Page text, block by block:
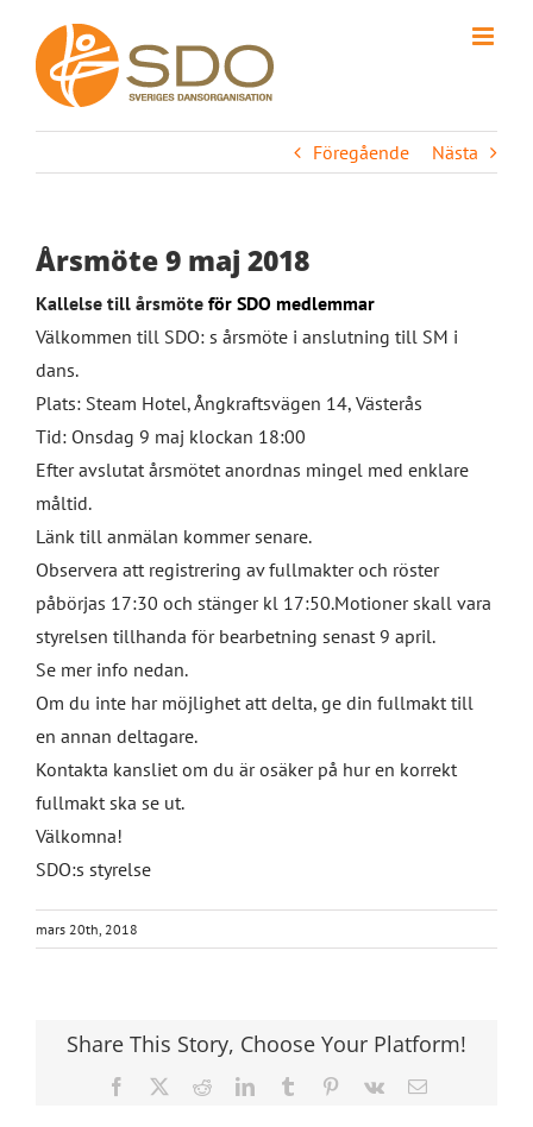
innehållet
Föregående Nästa
Årsmöte 9 maj 2018
Kallelse till årsmöte för SDO medlemmar
Välkommen till SDO: s årsmöte i anslutning till SM i
dans.
Plats: Steam Hotel, Ångkraftsvägen 14, Västerås
Tid: Onsdag 9 maj klockan 18:00
Efter avslutat årsmötet anordnas mingel med enklare
måltid.
Länk till anmälan kommer senare.
Observera att registrering av fullmakter och röster
påbörjas 17:30 och stänger kl 17:50.Motioner skall vara
styrelsen tillhanda för bearbetning senast 9 april.
Se mer info nedan.
Om du inte har möjlighet att delta, ge din fullmakt till
en annan deltagare.
Kontakta kansliet om du är osäker på hur en korrekt
fullmakt ska se ut.
Välkomna!
SDO:s styrelse​
mars 20th, 2018
Share This Story, Choose Your Platform!
Facebook RedditLinkedInTumblr Pinterest
Vk
E-